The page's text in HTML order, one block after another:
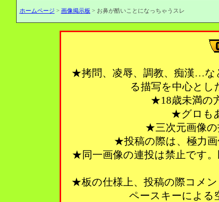
ホームページ > 画像掲示板 > お鼻が酷いことになっちゃうスレ
★拷問、凌辱、調教、痴漢…な
る描写を中心とし
★18歳未満の
★グロも
★三次元画像
★投稿の際は、極力
★同一画像の連投は禁止です
★板の仕様上、投稿の際コメ
ペースキーによる